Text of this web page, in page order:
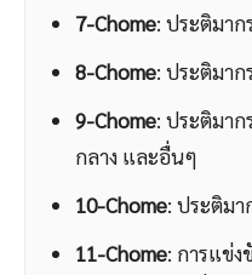
7-Chome: ประติมา
8-Chome: ประติมา
9-Chome: ประติมา
กลาง และอื่นๆ
10-Chome: ประติม
11-Chome: การแข่